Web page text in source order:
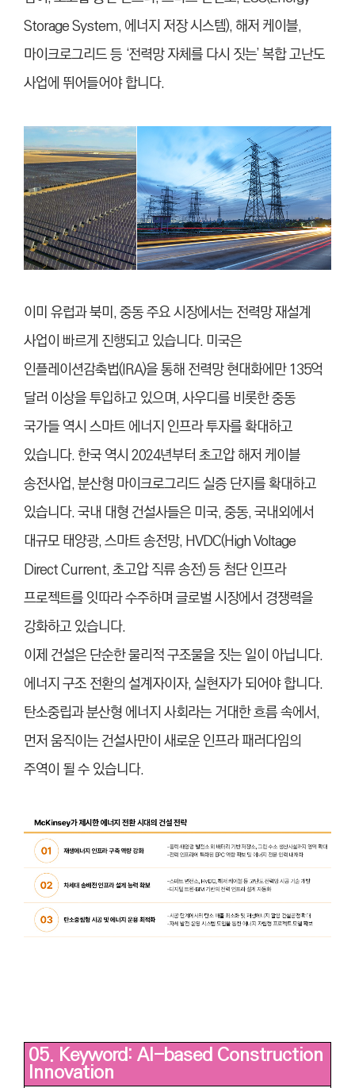
Storage System, 에너지 저장 시스템), 해저 케이블,
마이크로그리드 등 ‘전력망 자체를 다시 짓는’ 복합 고난도
사업에 뛰어들어야 합니다.
이미 유럽과 북미, 중동 주요 시장에서는 전력망 재설계
사업이 빠르게 진행되고 있습니다. 미국은
인플레이션감축법(IRA)을 통해 전력망 현대화에만 135억
달러 이상을 투입하고 있으며, 사우디를 비롯한 중동
국가들 역시 스마트 에너지 인프라 투자를 확대하고
있습니다. 한국 역시 2024년부터 초고압 해저 케이블
송전사업, 분산형 마이크로그리드 실증 단지를 확대하고
있습니다. 국내 대형 건설사들은 미국, 중동, 국내외에서
대규모 태양광, 스마트 송전망, HVDC(High Voltage
Direct Current, 초고압 직류 송전) 등 첨단 인프라
프로젝트를 잇따라 수주하며 글로벌 시장에서 경쟁력을
강화하고 있습니다.
이제 건설은 단순한 물리적 구조물을 짓는 일이 아닙니다.
에너지 구조 전환의 설계자이자, 실현자가 되어야 합니다.
탄소중립과 분산형 에너지 사회라는 거대한 흐름 속에서,
먼저 움직이는 건설사만이 새로운 인프라 패러다임의
주역이 될 수 있습니다.
05. Keyword: AI-based Construction
Innovation